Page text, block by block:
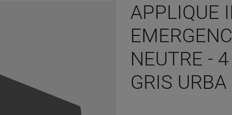
APPLIQUE
NEUTRE -
GRIS URBA